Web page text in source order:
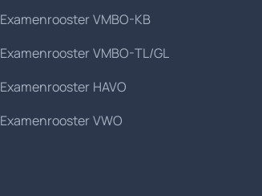
Examenrooster VMBO-KB
Examenrooster VMBO-TL/GL
Examenrooster HAVO
Examenrooster VWO